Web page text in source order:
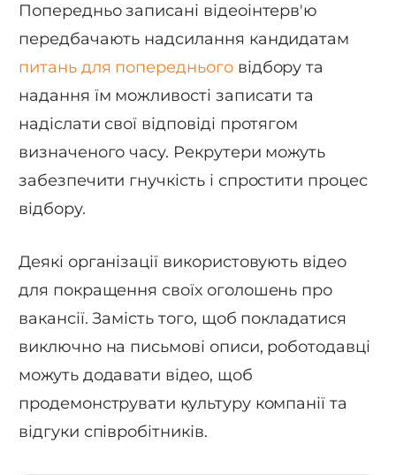
Попередньо записані відеоінтерв'ю
передбачають надсилання кандидатам
питань для попереднього відбору та
надання їм можливості записати та
надіслати свої відповіді протягом
визначеного часу. Рекрутери можуть
забезпечити гнучкість і спростити процес
відбору.
Деякі організації використовують відео
для покращення своїх оголошень про
вакансії. Замість того, щоб покладатися
виключно на письмові описи, роботодавці
можуть додавати відео, щоб
продемонструвати культуру компанії та
відгуки співробітників.